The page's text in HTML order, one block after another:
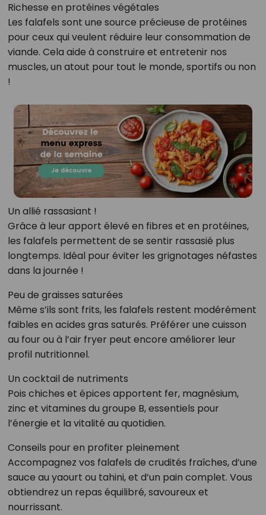
Richesse en protéines végétales
Les falafels sont une source précieuse de protéines
pour ceux qui veulent réduire leur consommation de
viande. Cela aide à construire et entretenir nos
muscles, un atout pour tout le monde, sportifs ou non
!
Un allié rassasiant !
Grâce à leur apport élevé en fibres et en protéines,
les falafels permettent de se sentir rassasié plus
longtemps. Idéal pour éviter les grignotages néfastes
dans la journée !
Peu de graisses saturées
Même s’ils sont frits, les falafels restent modérément
faibles en acides gras saturés. Préférer une cuisson
au four ou à l’air fryer peut encore améliorer leur
profil nutritionnel.
Un cocktail de nutriments
Pois chiches et épices apportent fer, magnésium,
zinc et vitamines du groupe B, essentiels pour
l’énergie et la vitalité au quotidien.
Conseils pour en profiter pleinement
Accompagnez vos falafels de crudités fraîches, d’une
sauce au yaourt ou tahini, et d’un pain complet. Vous
obtiendrez un repas équilibré, savoureux et
nourrissant.